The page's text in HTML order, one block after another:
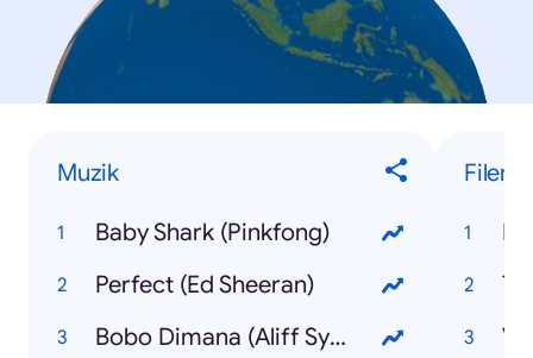
Muzik
Baby Shark (Pinkfong)
Perfect (Ed Sheeran)
Bobo Dimana (Aliff Syukri)
Filem